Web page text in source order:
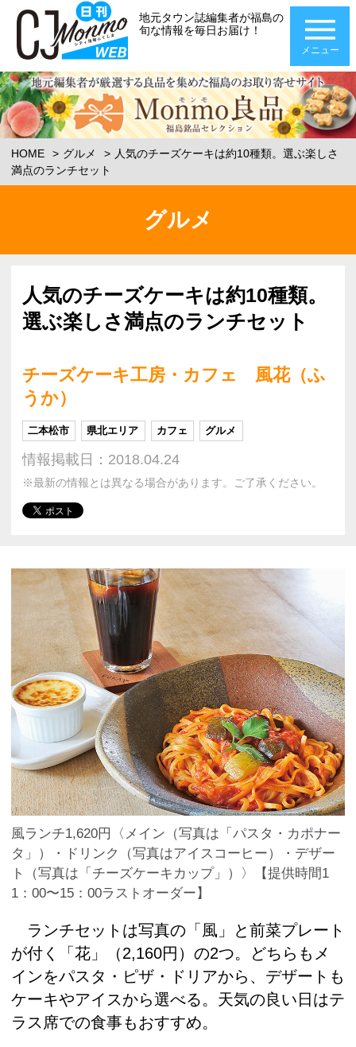
地元タウン誌編集者が福島の
旬な情報を毎日お届け！
メニュー
HOME グルメ
人気のチーズケーキは約10種類。選ぶ楽しさ
満点のランチセット
グルメ
人気のチーズケーキは約10種類。
選ぶ楽しさ満点のランチセット
チーズケーキ工房・カフェ 風花（ふ
うか）
二本松市 県北エリア カフェ グルメ
情報掲載日：2018.04.24
※最新の情報とは異なる場合があります。ご了承ください。
風ランチ1,620円〈メイン（写真は「パスタ・カポナー
タ」）・ドリンク（写真はアイスコーヒー）・デザー
ト（写真は「チーズケーキカップ」）〉【提供時間1
1：00〜15：00ラストオーダー】
ランチセットは写真の「風」と前菜プレート
が付く「花」（2,160円）の2つ。どちらもメ
インをパスタ・ピザ・ドリアから、デザートも
ケーキやアイスから選べる。天気の良い日はテ
ラス席での食事もおすすめ。